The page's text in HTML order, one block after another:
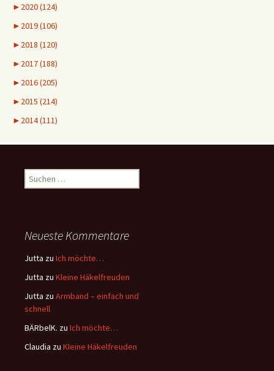
► 2020 (124)
► 2019 (106)
► 2018 (120)
► 2017 (188)
► 2016 (205)
► 2015 (214)
► 2014 (111)
Suchen
nach:
Neueste Kommentare
Jutta zu Ich möchte…
Jutta zu Kleine Häkelfreuden
Jutta zu Armband – einfach und
schnell
BÄRbelK. zu Ich möchte…
Claudia zu Kleine Häkelfreuden